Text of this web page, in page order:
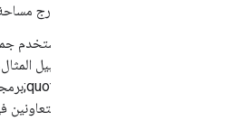
خارج
تستخدم